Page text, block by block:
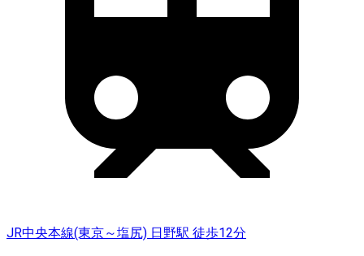
JR中央本線(東京～塩尻) 日野駅 徒歩12分